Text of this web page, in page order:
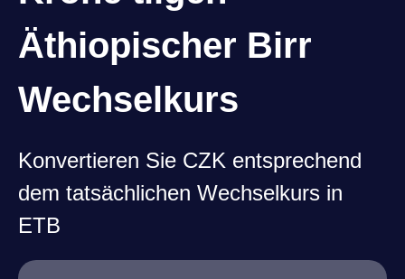
Äthiopischer Birr
Wechselkurs
Konvertieren Sie CZK entsprechend
dem tatsächlichen Wechselkurs in
ETB